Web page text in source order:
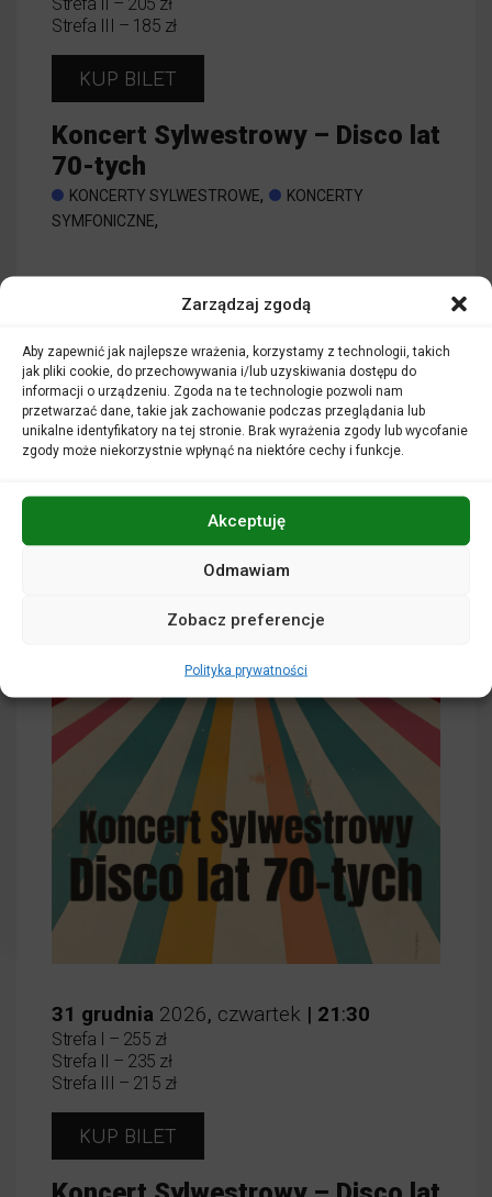
Zarządzaj zgodą
Aby zapewnić jak najlepsze wrażenia, korzystamy z technologii, takich
jak pliki cookie, do przechowywania i/lub uzyskiwania dostępu do
informacji o urządzeniu. Zgoda na te technologie pozwoli nam
przetwarzać dane, takie jak zachowanie podczas przeglądania lub
unikalne identyfikatory na tej stronie. Brak wyrażenia zgody lub wycofanie
zgody może niekorzystnie wpłynąć na niektóre cechy i funkcje.
Akceptuję
Odmawiam
Zobacz preferencje
Polityka prywatności
Strefa III – 185 zł
KUP BILET
Koncert Sylwestrowy – Disco lat
70-tych
KONCERTY SYLWESTROWE,
KONCERTY
SYMFONICZNE,
CZYTAJ WIĘCEJ
31 grudnia 2026, czwartek | 21:30
Strefa I – 255 zł
Strefa II – 235 zł
Strefa III – 215 zł
KUP BILET